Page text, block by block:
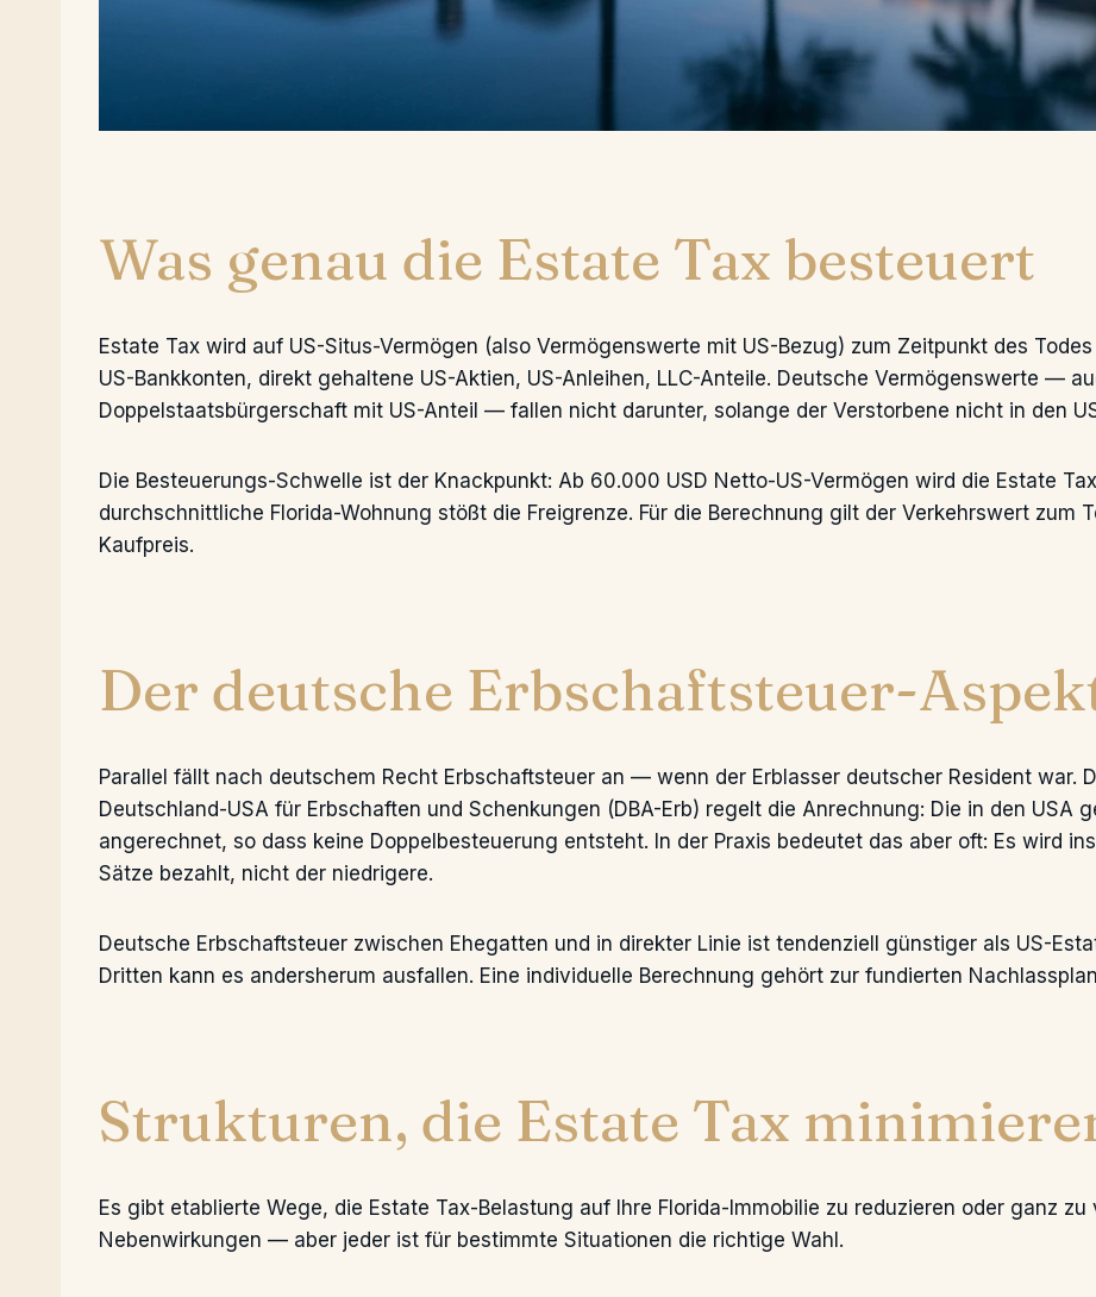
Was genau die Estate Tax besteuert
Estate Tax wird auf US-Situs-Vermögen (also Vermögenswerte mit US-Bezug) zum Zeitpunkt des
US-Bankkonten, direkt gehaltene US-Aktien, US-Anleihen, LLC-Anteile. Deutsche Vermögenswerte —
Doppelstaatsbürgerschaft mit US-Anteil — fallen nicht darunter, solange der Verstorbene nicht in den
Die Besteuerungs-Schwelle ist der Knackpunkt: Ab 60.000 USD Netto-US-Vermögen wird die Estate
durchschnittliche Florida-Wohnung stößt die Freigrenze. Für die Berechnung gilt der Verkehrswert zum
Kaufpreis.
Der deutsche Erbschaftsteuer-
Parallel fällt nach deutschem Recht Erbschaftsteuer an — wenn der Erblasser deutscher Resident war.
Deutschland-USA für Erbschaften und Schenkungen (DBA-Erb) regelt die Anrechnung: Die in den USA
angerechnet, so dass keine Doppelbesteuerung entsteht. In der Praxis bedeutet das aber oft: Es wird
Sätze bezahlt, nicht der niedrigere.
Deutsche Erbschaftsteuer zwischen Ehegatten und in direkter Linie ist tendenziell günstiger als US-
Dritten kann es andersherum ausfallen. Eine individuelle Berechnung gehört zur fundierten
Strukturen, die Estate Tax
Es gibt etablierte Wege, die Estate Tax-Belastung auf Ihre Florida-Immobilie zu reduzieren oder ganz zu
Nebenwirkungen — aber jeder ist für bestimmte Situationen die richtige Wahl.